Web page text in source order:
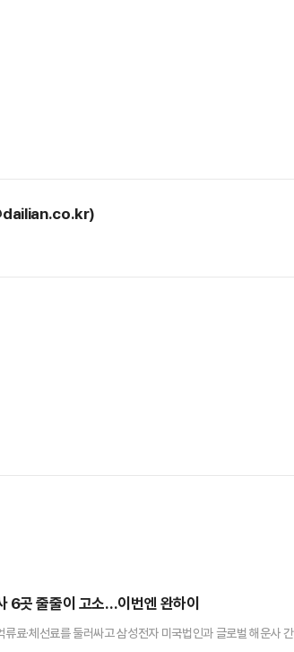
6곳 줄줄이 고소…이번엔 완하이
료·체선료를 둘러싸고 삼성전자 미국법인과 글로벌 해운사